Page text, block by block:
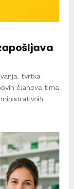
tvrtka
članova tima